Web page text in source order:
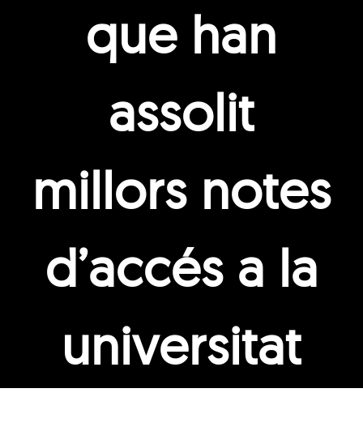
que han
assolit
millors notes
d’accés a la
universitat